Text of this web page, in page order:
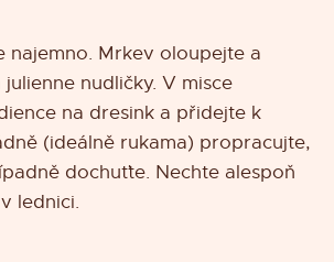
najemno. Mrkev oloupejte a
nudličky. V misce
na dresink a přidejte k
(ideálně rukama) propracujte,
dochuťte. Nechte alespoň
lednici.